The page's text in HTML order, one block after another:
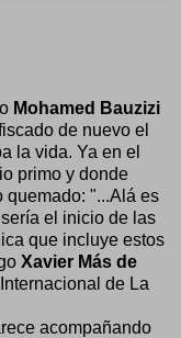
Mohamed Bauzizi
de nuevo el
la vida. Ya en el
primo y donde
quemado: "...Alá es
el inicio de las
que incluye estos
Xavier Más de
de La
acompañando